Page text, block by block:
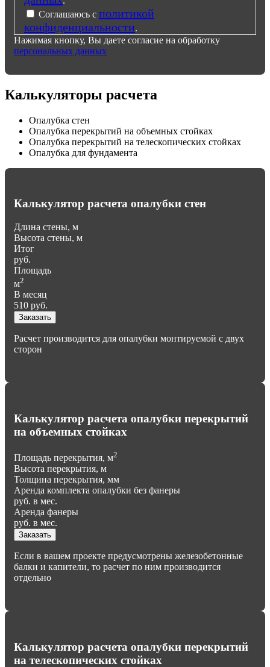
Соглашаюсь с политикой
конфиденциальности.
Нажимая кнопку, Вы даете согласие на обработку
персональных данных
Калькуляторы расчета
Опалубка стен
Опалубка перекрытий на объемных стойках
Опалубка перекрытий на телескопических стойках
Опалубка для фундамента
Калькулятор расчета опалубки стен
Длина стены, м
Высота стены, м
Итог
руб.
Площадь
м2
В месяц
510 руб.
Заказать
Расчет производится для опалубки монтируемой с двух
сторон
Калькулятор расчета опалубки перекрытий
на объемных стойках
Площадь перекрытия, м2
Высота перекрытия, м
Толщина перекрытия, мм
Аренда комплекта опалубки без фанеры
руб. в мес.
Аренда фанеры
руб. в мес.
Заказать
Если в вашем проекте предусмотрены железобетонные
балки и капители, то расчет по ним производится
отдельно
Калькулятор расчета опалубки перекрытий
на телескопических стойках